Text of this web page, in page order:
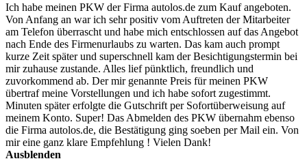
Ich habe meinen PKW der Firma autolos.de zum Kauf angeboten.
Von Anfang an war ich sehr positiv vom Auftreten der Mitarbeiter
am Telefon überrascht und habe mich entschlossen auf das Angebot
nach Ende des Firmenurlaubs zu warten. Das kam auch prompt
kurze Zeit später und superschnell kam der Besichtigungstermin bei
mir zuhause zustande. Alles lief pünktlich, freundlich und
zuvorkommend ab. Der mir genannte Preis für meinen PKW
übertraf meine Vorstellungen und ich habe sofort zugestimmt.
Minuten später erfolgte die Gutschrift per Sofortüberweisung auf
meinem Konto. Super! Das Abmelden des PKW übernahm ebenso
die Firma autolos.de, die Bestätigung ging soeben per Mail ein. Von
mir eine ganz klare Empfehlung ! Vielen Dank!
Ausblenden